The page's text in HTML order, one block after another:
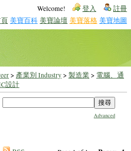
Welcome! 登入 註冊
美寶百科 美寶論壇 美寶落格 美寶地圖
> 產業別 Industry> 製造業> 電腦、通
設計
Advanced